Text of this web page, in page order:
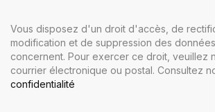
Vous disposez d'un droit d'accès, de
modification et de suppression des
concernent. Pour exercer ce droit, veuillez
courrier électronique ou postal. Consultez
confidentialité